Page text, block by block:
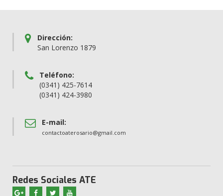
Dirección:
San Lorenzo 1879
Teléfono:
(0341) 425-7614
(0341) 424-3980
E-mail:
contactoaterosario@gmail.com
Redes Sociales ATE